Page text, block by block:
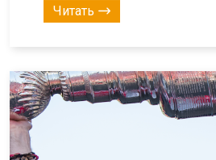
Читать